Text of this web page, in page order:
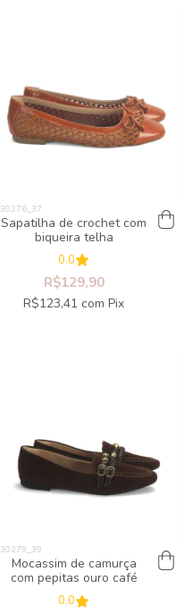
Sapatilha de crochet com
biqueira telha
0.0
R$129,90
R$123,41 com Pix
Mocassim de camurça
com pepitas ouro café
0.0